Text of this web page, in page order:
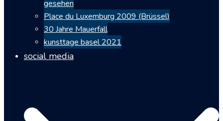
gesehen
Place du Luxemburg 2009 (Brüssel)
30 Jahre Mauerfall
kunsttage basel 2021
social media